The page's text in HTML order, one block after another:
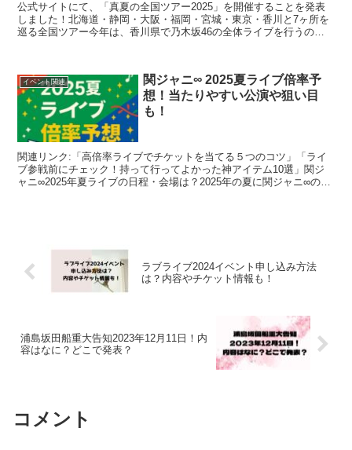
公式サイトにて、「真夏の全国ツアー2025」を開催することを発表
しました！北海道・静岡・大阪・福岡・宮城・東京・香川と7ヶ所を
巡る全国ツアー今年は、香川県で乃木坂46の全体ライブを行うのは
イベント関連
関ジャニ∞ 2025夏ライブ倍率予
想！当たりやすい公演や狙い目
も！
関連リンク:「高倍率ライブでチケットを当てる５つのコツ」「ライ
ブ参戦前にチェック！持って行ってよかった神アイテム10選」関ジ
ャニ∞2025年夏ライブの日程・会場は？2025年の夏に関ジャニ∞のラ
ラブライブ2024イベント申し込み方法
は？内容やチケット情報も！
浦島坂田船重大告知2023年12月11日！内
容はなに？どこで発表？
コメント